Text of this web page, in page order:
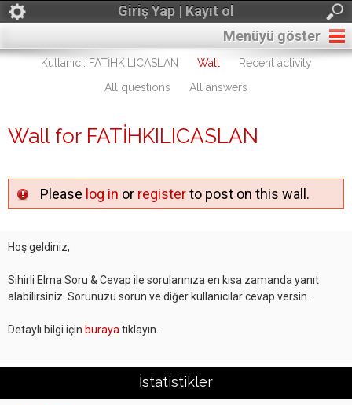
Giriş Yap | Kayıt ol
Menüyü göster
Kullanıcı: FATİHKILICASLAN Wall
Recent activity
All questions
All answers
Wall for FATİHKILICASLAN
Please log in or registerto post on this wall.
Hoş geldiniz,
Sihirli Elma Soru & Cevap ile sorularınıza en kısa zamanda yanıt
alabilirsiniz. Sorunuzu sorun ve diğer kullanıcılar cevap versin.
Detaylı bilgi için buraya tıklayın.
İstatistikler